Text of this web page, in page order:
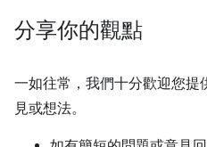
分享你的觀點
一如往常，我們十分歡迎您提
見或想法。